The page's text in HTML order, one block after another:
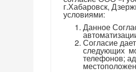
г.Хабаровск,
условиями:
Данное
Согласие
следующих
телефонов;